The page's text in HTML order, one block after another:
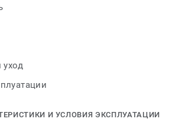
Дизайны воплощают
оттенки и богатые
система поможет уложить
себя счастливым, бывает
атмосферу в доме, бывает
уход
И УСЛОВИЯ ЭКСПЛУАТАЦИИ